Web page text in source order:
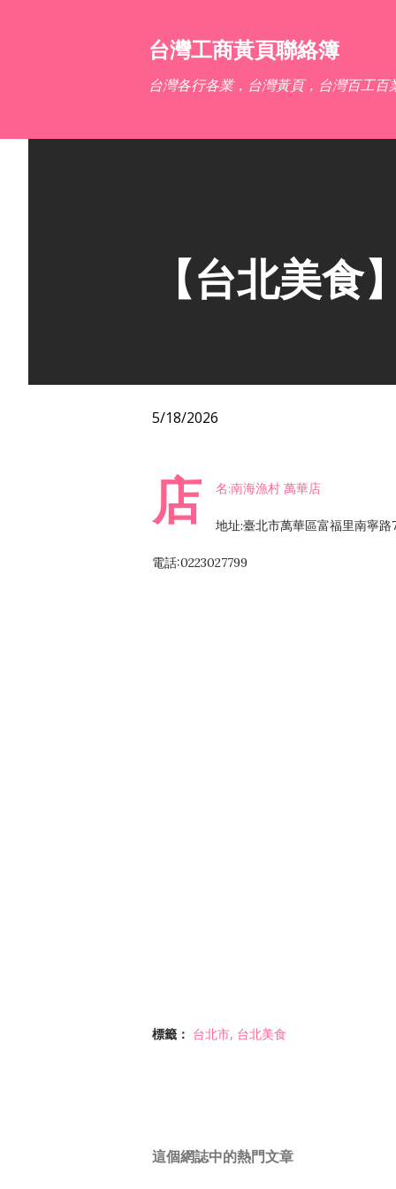
台灣工商黃頁聯絡簿
台灣各行各業，台灣黃頁，台灣百工百
【台北美食
5/18/2026
店 名:南海漁村 萬華店
地址:臺北市萬華區富福里南寧路
電話:0223027799
標籤： 台北市 台北美食
這個網誌中的熱門文章